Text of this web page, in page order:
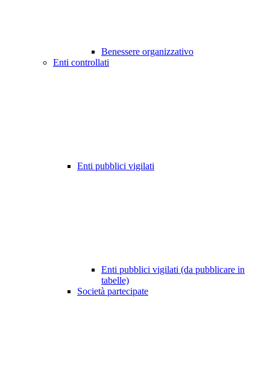
Benessere organizzativo
Enti controllati
Enti pubblici vigilati
Enti pubblici vigilati (da pubblicare in
tabelle)
Società partecipate